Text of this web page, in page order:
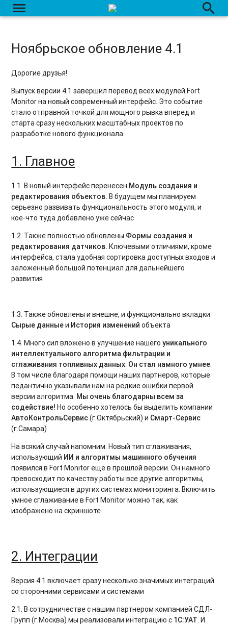
menu search
Ноябрьское обновление 4.1
Дорогие друзья!
Выпуск версии 4.1 завершил перевод всех модулей Fort
Monitor на новый современный интерфейс. Это событие
стало отправной точкой для мощного рывка вперед и
старта сразу нескольких масштабных проектов по
разработке нового функционала
1. Главное
1.1. В новый интерфейс перенесен Модуль создания и
редактирования объектов.В будущем мы планируем
серьезно развивать функциональность этого модуля, и
кое-что туда добавлено уже сейчас
1.2. Также полностью обновлены Формы создания и
редактирования датчиков.Ключевыми отличиями, кроме
интерфейса, стала удобная сортировка доступных входов и
заложенный большой потенциал для дальнейшего
развития
1.3. Также обновлены и внешне, и функционально вкладки
Сырые данныеи История изменений объекта
1.4. Много сил вложено в улучшение нашегоуникального
интеллектуального алгоритма фильтрации и
сглаживания топливных данных. Он стал намного умнее.
В том числе благодаря помощи наших партнеров, которые
педантично указывали нам на редкие ошибки первой
версии алгоритма. Мы очень благодарны всем за
содействие! Но особенно хотелось бы выделить компании
АвтоКонтрольСервис(г.Октябрьский) и Смарт-Сервис
(г.Самара)
На всякий случай напомним. Новый тип сглаживания,
использующий ИИ и алгоритмы машинного обучения
появился в Fort Monitor еще в прошлой версии. Он намного
превосходит по качеству работы все другие алгоритмы,
использующиеся в других системах мониторинга. Включить
умное сглаживание в Fort Monitor можно так, как
изображено на скриншоте
2. Интеграции
Версия 4.1 включает сразу несколько значимых интеграций
со сторонними сервисами и системами
2.1. В сотрудничестве с нашим партнером компанией СДЛ-
Групп (г.Москва) мы реализовали интеграцию с 1С:УАТ. И